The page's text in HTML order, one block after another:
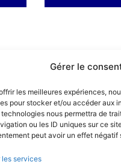
Gérer le
les meilleures expériences,
pour stocker et/ou accéder aux
nous permettra de
ou les ID uniques sur ce
peut avoir un effet
les services